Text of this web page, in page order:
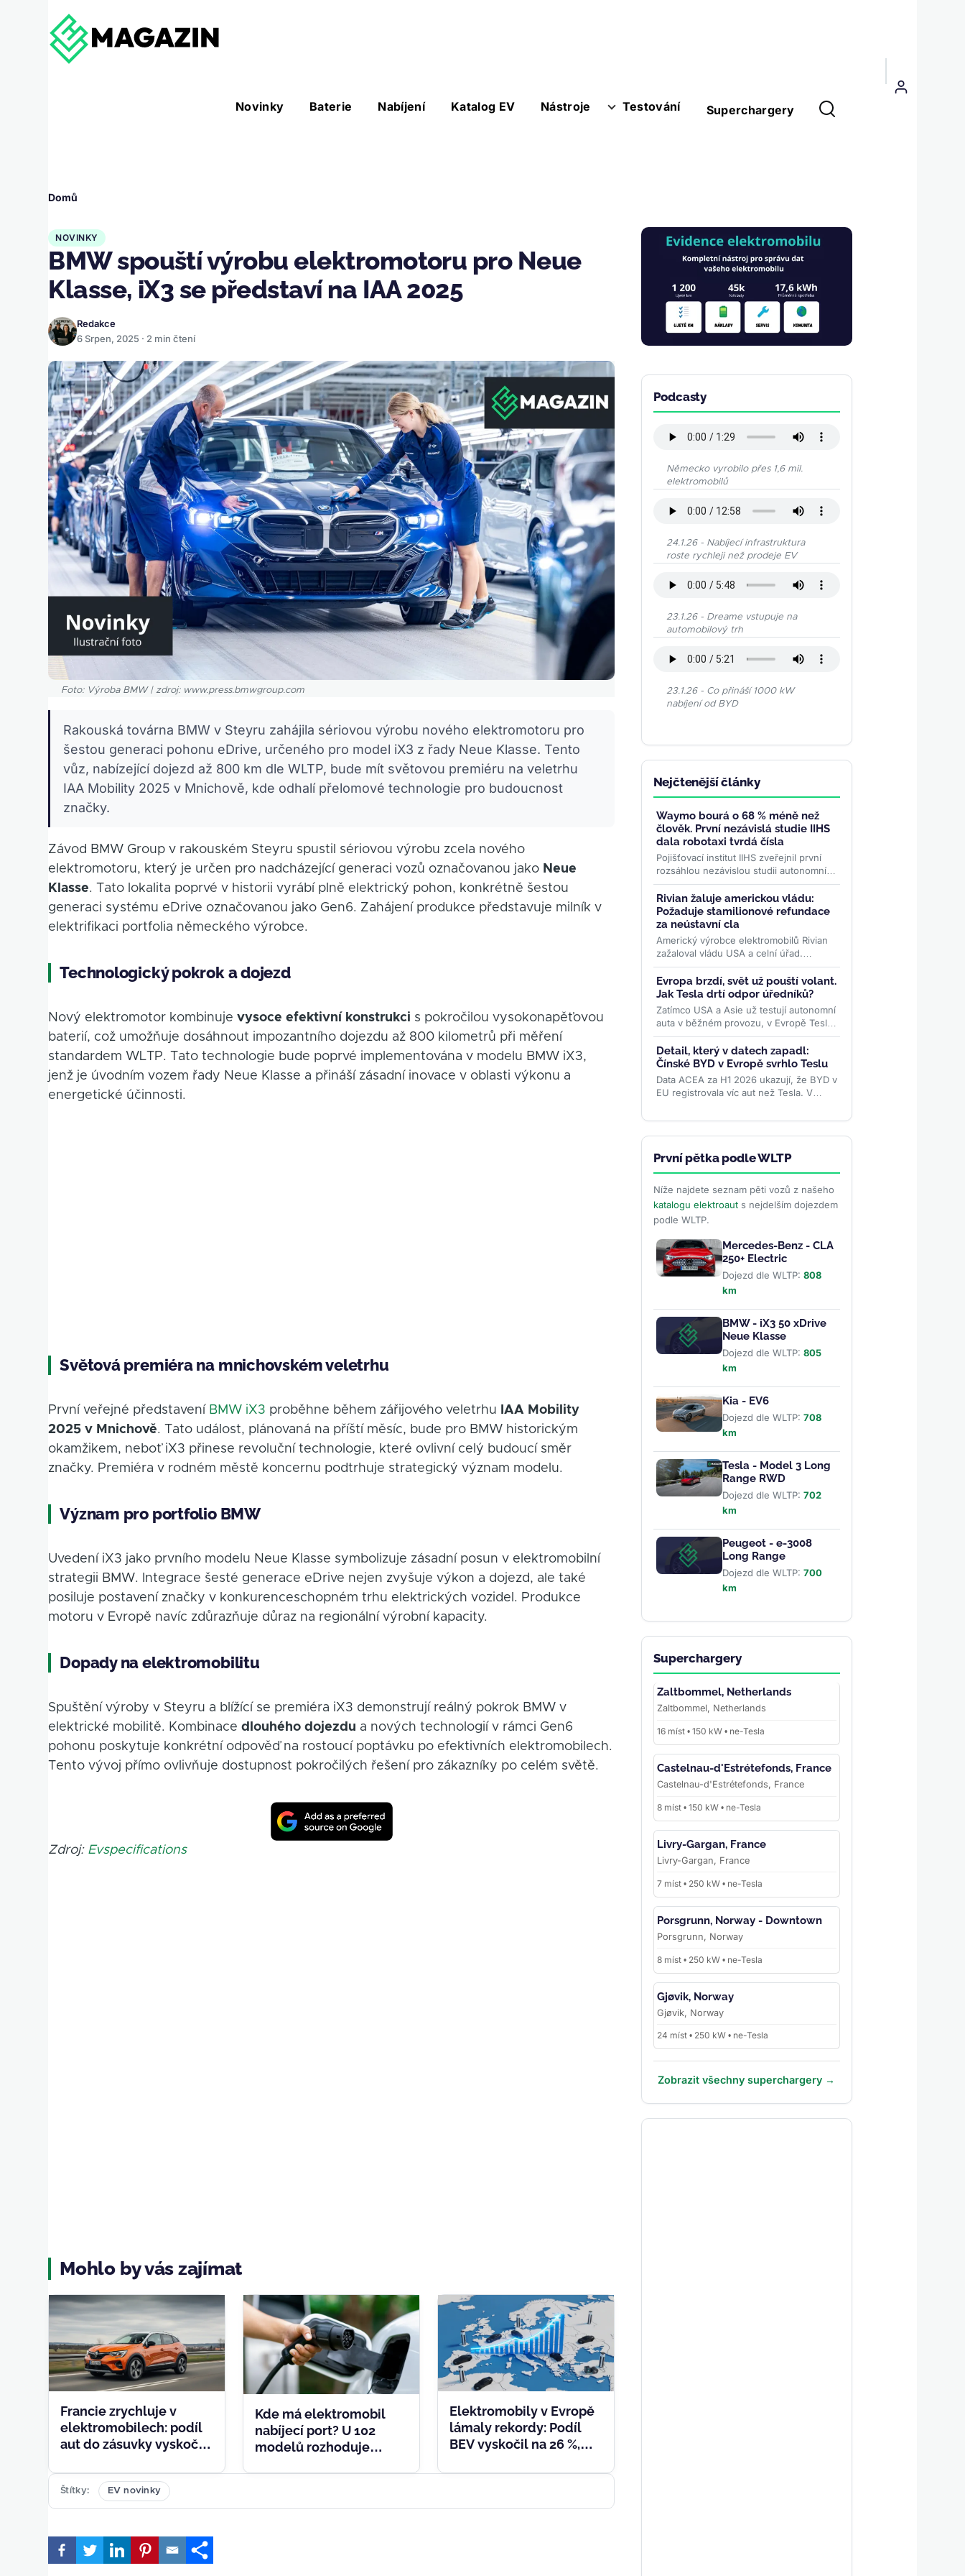
Hlavní
Novinky Baterie Nabíjení Katalog EV Nástroje
Nástroje sub-navigation Testování Superchargery
Menu
uživatelského
Drobečková
navigace
Domů
NOVINKY
BMW spouští výrobu elektromotoru pro Neue
Klasse, iX3 se představí na IAA 2025
Redakce
6 Srpen, 2025 · 2 min čtení
Foto: Výroba BMW | zdroj: www.press.bmwgroup.com
Rakouská továrna BMW v Steyru zahájila sériovou výrobu nového elektromotoru pro
šestou generaci pohonu eDrive, určeného pro model iX3 z řady Neue Klasse. Tento
vůz, nabízející dojezd až 800 km dle WLTP, bude mít světovou premiéru na veletrhu
IAA Mobility 2025 v Mnichově, kde odhalí přelomové technologie pro budoucnost
značky.
Závod BMW Group v rakouském Steyru spustil sériovou výrobu zcela nového
elektromotoru, který je určen pro nadcházející generaci vozů označovanou jako Neue
Klasse. Tato lokalita poprvé v historii vyrábí plně elektrický pohon, konkrétně šestou
generaci systému eDrive označovanou jako Gen6. Zahájení produkce představuje milník v
elektrifikaci portfolia německého výrobce.
Technologický pokrok a dojezd
Nový elektromotor kombinujevysoce efektivní konstrukci s pokročilou vysokonapěťovou
baterií, což umožňuje dosáhnout impozantního dojezdu až 800 kilometrů při měření
standardem WLTP. Tato technologie bude poprvé implementována v modelu BMW iX3,
jenž je úvodním vozem řady Neue Klasse a přináší zásadní inovace v oblasti výkonu a
energetické účinnosti.
Světová premiéra na mnichovském veletrhu
První veřejné představení BMW iX3 proběhne během zářijového veletrhu
IAA Mobility
2025 v Mnichově. Tato událost, plánovaná na příští měsíc, bude pro BMW historickým
okamžikem, neboť iX3 přinese revoluční technologie, které ovlivní celý budoucí směr
značky. Premiéra v rodném městě koncernu podtrhuje strategický význam modelu.
Význam pro portfolio BMW
Uvedení iX3 jako prvního modelu Neue Klasse symbolizuje zásadní posun v elektromobilní
strategii BMW. Integrace šesté generace eDrive nejen zvyšuje výkon a dojezd, ale také
posiluje postavení značky v konkurenceschopném trhu elektrických vozidel. Produkce
motoru v Evropě navíc zdůrazňuje důraz na regionální výrobní kapacity.
Dopady na elektromobilitu
Spuštění výroby v Steyru a blížící se premiéra iX3 demonstrují reálný pokrok BMW v
elektrické mobilitě. Kombinacedlouhého dojezdu a nových technologií v rámci Gen6
pohonu poskytuje konkrétní odpověď na rostoucí poptávku po efektivních elektromobilech.
Tento vývoj přímo ovlivňuje dostupnost pokročilých řešení pro zákazníky po celém světě.
Zdroj: Evspecifications
Mohlo by vás zajímat
Francie zrychluje v
elektromobilech: podíl
aut do zásuvky vyskočil
Renault
Kde má elektromobil
nabíjecí port? U 102
modelů rozhoduje
Elektromobily v Evropě
lámaly rekordy: Podíl
BEV vyskočil na 26 %,
procentům
Štítky EV novinky
Obrázek
Podcasty
Německo vyrobilo přes 1,6 mil.
elektromobilů
24.1.26 - Nabíjecí infrastruktura
roste rychleji než prodeje EV
23.1.26 - Dreame vstupuje na
automobilový trh
23.1.26 - Co přináší 1000 kW
nabíjení od BYD
Nejčtenější články
Waymo bourá o 68 % méně než
člověk. První nezávislá studie IIHS
dala robotaxi tvrdá čísla
Pojišťovací institut IIHS zveřejnil první
rozsáhlou nezávislou studii autonomních
vozidel. Waymo na 50 milionech mil bez
řidiče bouralo o...>>
Rivian žaluje americkou vládu:
Požaduje stamilionové refundace
za neústavní cla
Americký výrobce elektromobilů Rivian
zažaloval vládu USA a celní úřad.
Požaduje vrátit desítky milionů dolarů za
zrušená Trumpova... >>
Evropa brzdí, svět už pouští volant.
Jak Tesla drtí odpor úředníků?
Zatímco USA a Asie už testují autonomní
auta v běžném provozu, v Evropě Tesla
naráží na byrokratické překážky. Pět
zemí EU už ale...>>
Detail, který v datech zapadl:
Čínské BYD v Evropě svrhlo Teslu
Data ACEA za H1 2026 ukazují, že BYD v
EU registrovala víc aut než Tesla. V
rozhodly ceny paliv i...>>
První pětka podle WLTP
Níže najdete seznam pěti vozů z našeho
katalogu elektroauts nejdelším dojezdem
podle WLTP.
Mercedes-Benz - CLA
250+ Electric
Dojezd dle WLTP: 808
km
BMW - iX3 50 xDrive
Neue Klasse
Dojezd dle WLTP: 805
km
Kia - EV6
Dojezd dle WLTP: 708
km
Tesla - Model 3 Long
Range RWD
Dojezd dle WLTP: 702
km
Peugeot - e-3008
Long Range
Dojezd dle WLTP: 700
km
Superchargery
Zaltbommel, Netherlands
Zaltbommel, Netherlands
16 míst • 150 kW • ne-Tesla
Castelnau-d'Estrétefonds, France
Castelnau-d'Estrétefonds, France
8 míst • 150 kW • ne-Tesla
Livry-Gargan, France
Livry-Gargan, France
7 míst • 250 kW • ne-Tesla
Porsgrunn, Norway - Downtown
Porsgrunn, Norway
8 míst • 250 kW • ne-Tesla
Gjøvik, Norway
Gjøvik, Norway
24 míst • 250 kW • ne-Tesla
Zobrazit všechny superchargery →